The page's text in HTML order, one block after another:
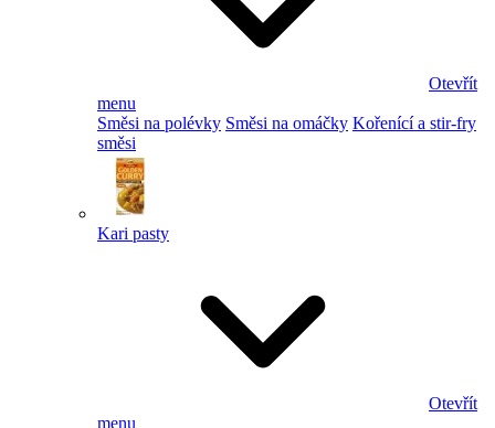
Otevřít
menu
Směsi na polévky Směsi na omáčky Kořenící a stir-fry
směsi
Kari pasty
Otevřít
menu